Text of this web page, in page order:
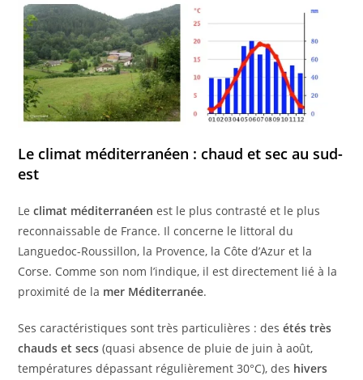
Le climat méditerranéen : chaud et sec au sud-
est
Leclimat méditerranéen est le plus contrasté et le plus
reconnaissable de France. Il concerne le littoral du
Languedoc-Roussillon, la Provence, la Côte d’Azur et la
Corse. Comme son nom l’indique, il est directement lié à la
proximité de la mer Méditerranée.
Ses caractéristiques sont très particulières : desétés très
chauds et secs (quasi absence de pluie de juin à août,
températures dépassant régulièrement 30°C), des hivers